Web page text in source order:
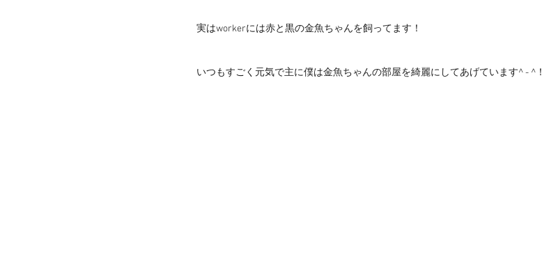
実はworkerには赤と黒の金魚ちゃんを飼ってます！
いつもすごく元気で主に僕は金魚ちゃんの部屋を綺麗にしてあげています^ - ^！